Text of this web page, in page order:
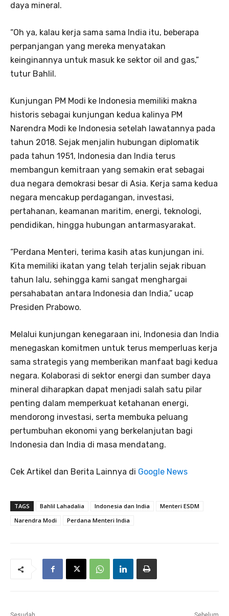
daya mineral.
“Oh ya, kalau kerja sama sama India itu, beberapa
perpanjangan yang mereka menyatakan
keinginannya untuk masuk ke sektor oil and gas,”
tutur Bahlil.
Kunjungan PM Modi ke Indonesia memiliki makna
historis sebagai kunjungan kedua kalinya PM
Narendra Modi ke Indonesia setelah lawatannya pada
tahun 2018. Sejak menjalin hubungan diplomatik
pada tahun 1951, Indonesia dan India terus
membangun kemitraan yang semakin erat sebagai
dua negara demokrasi besar di Asia. Kerja sama kedua
negara mencakup perdagangan, investasi,
pertahanan, keamanan maritim, energi, teknologi,
pendidikan, hingga hubungan antarmasyarakat.
“Perdana Menteri, terima kasih atas kunjungan ini.
Kita memiliki ikatan yang telah terjalin sejak ribuan
tahun lalu, sehingga kami sangat menghargai
persahabatan antara Indonesia dan India,” ucap
Presiden Prabowo.
Melalui kunjungan kenegaraan ini, Indonesia dan India
menegaskan komitmen untuk terus memperluas kerja
sama strategis yang memberikan manfaat bagi kedua
negara. Kolaborasi di sektor energi dan sumber daya
mineral diharapkan dapat menjadi salah satu pilar
penting dalam memperkuat ketahanan energi,
mendorong investasi, serta membuka peluang
pertumbuhan ekonomi yang berkelanjutan bagi
Indonesia dan India di masa mendatang.
Cek Artikel dan Berita Lainnya di Google News
TAGS Bahlil Lahadalia Indonesia dan India
Menteri ESDM
Narendra Modi
Perdana Menteri India